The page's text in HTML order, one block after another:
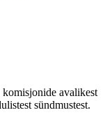
komisjonide avalikest
sündmustest.